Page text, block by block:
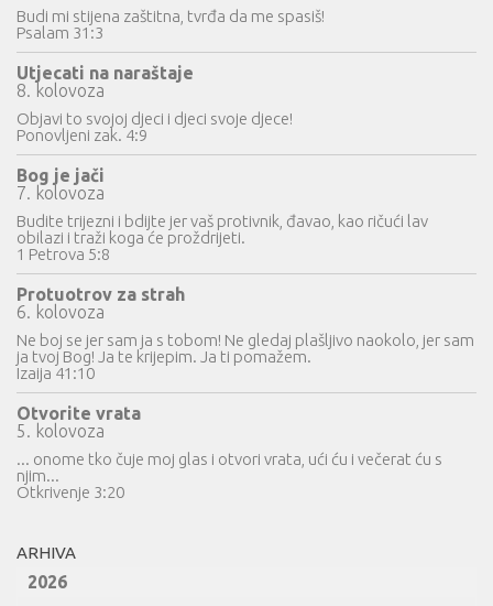
Budi mi stijena zaštitna, tvrđa da me spasiš!
Psalam 31:3
Utjecati na naraštaje
8. kolovoza
Objavi to svojoj djeci i djeci svoje djece!
Ponovljeni zak. 4:9
Bog je jači
7. kolovoza
Budite trijezni i bdijte jer vaš protivnik, đavao, kao ričući lav
obilazi i traži koga će proždrijeti.
1 Petrova 5:8
Protuotrov za strah
6. kolovoza
Ne boj se jer sam ja s tobom! Ne gledaj plašljivo naokolo, jer sam
ja tvoj Bog! Ja te krijepim. Ja ti pomažem.
Izaija 41:10
Otvorite vrata
5. kolovoza
... onome tko čuje moj glas i otvori vrata, ući ću i večerat ću s
njim...
Otkrivenje 3:20
ARHIVA
2026